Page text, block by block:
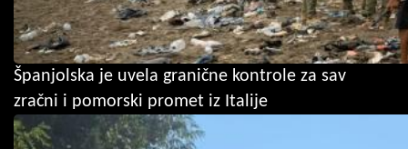
Španjolska je uvela granične kontrole za sav
zračni i pomorski promet iz Italije